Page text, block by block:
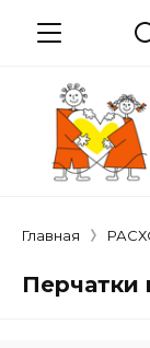
Главная
Перчатки